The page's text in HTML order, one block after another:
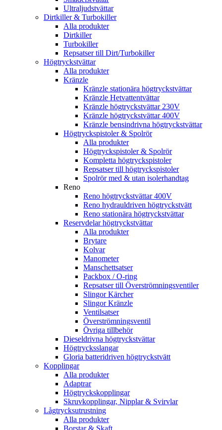
Ultraljudstvättar
Dirtkiller & Turbokiller
Alla produkter
Dirtkiller
Turbokiller
Repsatser till Dirt/Turbokiller
Högtryckstvättar
Alla produkter
Kränzle
Kränzle stationära högtryckstvättar
Kränzle Hetvattentvättar
Kränzle högtryckstvättar 230V
Kränzle högtryckstvättar 400V
Kränzle bensindrivna högtryckstvättar
Högtryckspistoler & Spolrör
Alla produkter
Högtryckspistoler & Spolrör
Kompletta högtryckspistoler
Repsatser till högtryckspistoler
Spolrör med & utan isolerhandtag
Reno
Reno högtryckstvättar 400V
Reno hydrauldriven högtryckstvätt
Reno stationära högtryckstvättar
Reservdelar högtryckstvättar
Alla produkter
Brytare
Kolvar
Manometer
Manschettsatser
Packbox / O-ring
Repsatser till Överströmningsventiler
Slingor Kärcher
Slingor Kränzle
Ventilsatser
Överströmningsventil
Övriga tillbehör
Dieseldrivna högtryckstvättar
Högtrycksslangar
Gloria batteridriven högtryckstvätt
Kopplingar
Alla produkter
Adaptrar
Högtryckskopplingar
Skruvkopplingar, Nipplar & Svirvlar
Lågtrycksutrustning
Alla produkter
Borstar & Skaft